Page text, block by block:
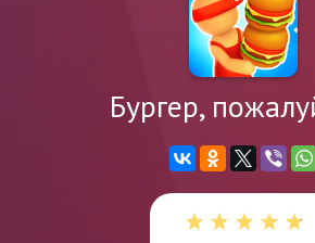
Бургер,